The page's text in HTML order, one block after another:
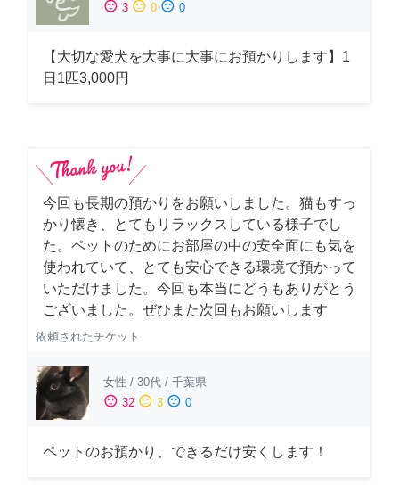
sentiment_satisfied 3 sentiment_neutral 0 sentiment_dissatisfied 0
【大切な愛犬を大事に大事にお預かりします】1
日1匹3,000円
今回も長期の預かりをお願いしました。猫もすっ
かり懐き、とてもリラックスしている様子でし
た。ペットのためにお部屋の中の安全面にも気を
使われていて、とても安心できる環境で預かって
いただけました。今回も本当にどうもありがとう
ございました。ぜひまた次回もお願いします
依頼されたチケット
女性 / 30代 / 千葉県
sentiment_satisfied 32 sentiment_neutral 3 sentiment_dissatisfied 0
ペットのお預かり、できるだけ安くします！